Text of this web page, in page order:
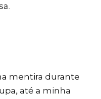
mentira durante
até a minha